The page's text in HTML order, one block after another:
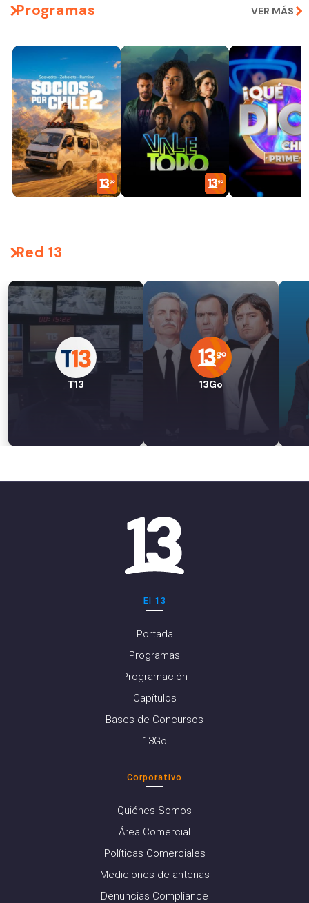
Programas VER MÁS
Red 13
T13 13Go
El 13
Portada
Programas
Programación
Capítulos
Bases de Concursos
13Go
Corporativo
Quiénes Somos
Área Comercial
Políticas Comerciales
Mediciones de antenas
Denuncias Compliance